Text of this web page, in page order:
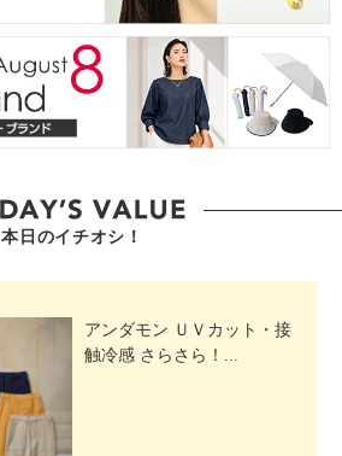
本日のイチオシ！
アンダモン ＵＶカット・接
触冷感 さらさら！...